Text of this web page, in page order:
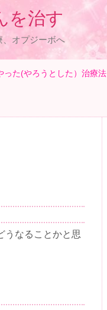
を治す
オプジーボへ
った(やろうとした）治療法
うなることかと思